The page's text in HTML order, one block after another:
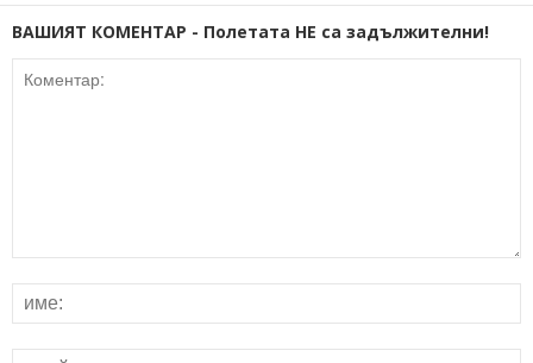
ВАШИЯТ КОМЕНТАР - Полетата НЕ са задължителни!